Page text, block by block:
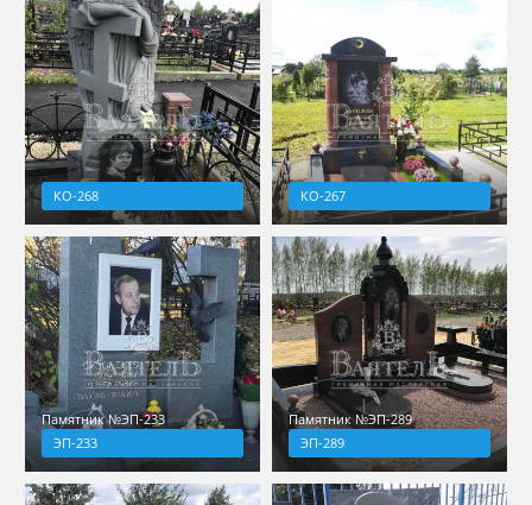
КО-268 КО-267
Памятник №ЭП-233
ЭП-233
Памятник №ЭП-289
ЭП-289